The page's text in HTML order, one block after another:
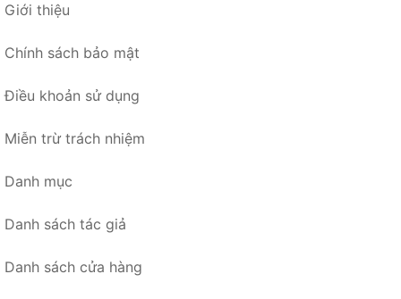
Giới thiệu
Chính sách bảo mật
Điều khoản sử dụng
Miễn trừ trách nhiệm
Danh mục
Danh sách tác giả
Danh sách cửa hàng